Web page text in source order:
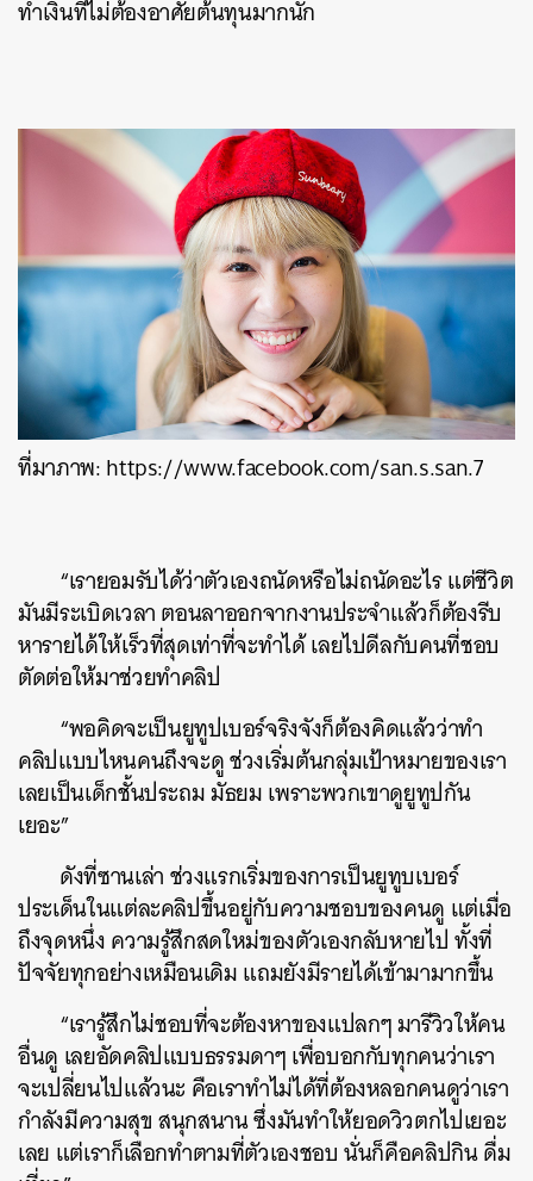
ทำเงินที่ไม่ต้องอาศัยต้นทุนมากนัก
ที่มาภาพ: https://www.facebook.com/san.s.san.7
“เรายอมรับได้ว่าตัวเองถนัดหรือไม่ถนัดอะไร แต่ชีวิต
มันมีระเบิดเวลา ตอนลาออกจากงานประจำแล้วก็ต้องรีบ
หารายได้ให้เร็วที่สุดเท่าที่จะทำได้ เลยไปดีลกับคนที่ชอบ
ตัดต่อให้มาช่วยทำคลิป
“พอคิดจะเป็นยูทูปเบอร์จริงจังก็ต้องคิดแล้วว่าทำ
คลิปแบบไหนคนถึงจะดู ช่วงเริ่มต้นกลุ่มเป้าหมายของเรา
เลยเป็นเด็กชั้นประถม มัธยม เพราะพวกเขาดูยูทูปกัน
เยอะ”
ดังที่ซานเล่า ช่วงแรกเริ่มของการเป็นยูทูบเบอร์
ประเด็นในแต่ละคลิปขึ้นอยู่กับความชอบของคนดู แต่เมื่อ
ถึงจุดหนึ่ง ความรู้สึกสดใหม่ของตัวเองกลับหายไป ทั้งที่
ปัจจัยทุกอย่างเหมือนเดิม แถมยังมีรายได้เข้ามามากขึ้น
“เรารู้สึกไม่ชอบที่จะต้องหาของแปลกๆ มารีวิวให้คน
อื่นดู เลยอัดคลิปแบบธรรมดาๆ เพื่อบอกกับทุกคนว่าเรา
จะเปลี่ยนไปแล้วนะ คือเราทำไม่ได้ที่ต้องหลอกคนดูว่าเรา
กำลังมีความสุข สนุกสนาน ซึ่งมันทำให้ยอดวิวตกไปเยอะ
เลย แต่เราก็เลือกทำตามที่ตัวเองชอบ นั่นก็คือคลิปกิน ดื่ม